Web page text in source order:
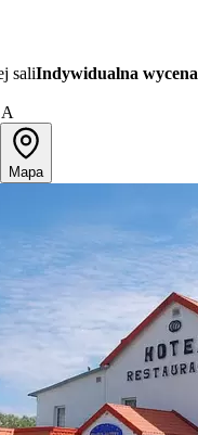
saliIndywidualna wycena
Mapa